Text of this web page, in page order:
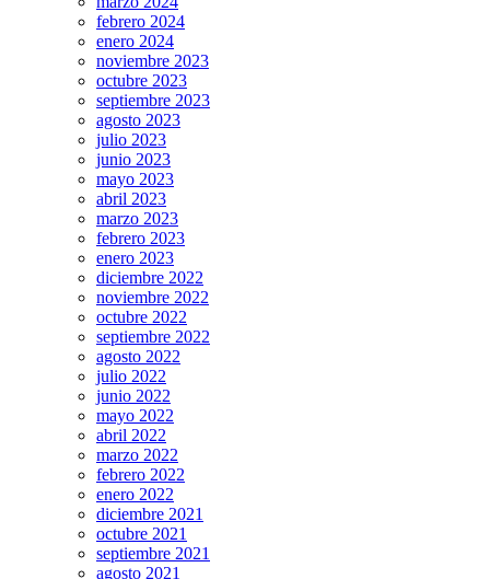
febrero 2024
enero 2024
noviembre 2023
octubre 2023
septiembre 2023
agosto 2023
julio 2023
junio 2023
mayo 2023
abril 2023
marzo 2023
febrero 2023
enero 2023
diciembre 2022
noviembre 2022
octubre 2022
septiembre 2022
agosto 2022
julio 2022
junio 2022
mayo 2022
abril 2022
marzo 2022
febrero 2022
enero 2022
diciembre 2021
octubre 2021
septiembre 2021
agosto 2021